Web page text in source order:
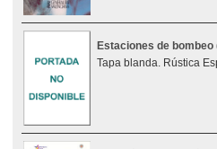
Estaciones de bombeo
Tapa blanda. Rústica